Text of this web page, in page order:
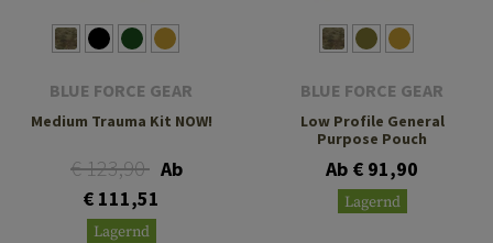
BLUE FORCE GEAR
Medium Trauma Kit NOW!
€ 123,90 Ab
€ 111,51
Lagernd
BLUE FORCE GEAR
Low Profile General
Purpose Pouch
Ab € 91,90
Lagernd